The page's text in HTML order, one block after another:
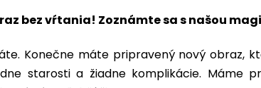
bez vŕtania! Zoznámte sa s našou
Konečne máte pripravený nový obraz,
starosti a žiadne komplikácie.